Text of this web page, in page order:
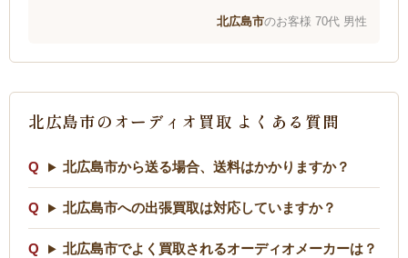
北広島市のお客様 70代 男性
北広島市のオーディオ買取 よくある質問
北広島市から送る場合、送料はかかりますか？
北広島市への出張買取は対応していますか？
北広島市でよく買取されるオーディオメーカーは？